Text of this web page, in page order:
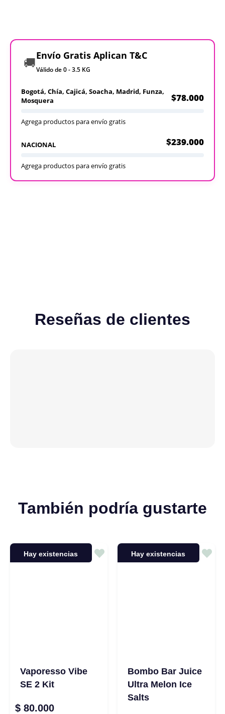
🚚 Envío Gratis Aplican T&C
Válido de 0 - 3.5 KG
Bogotá, Chía, Cajicá, Soacha, Madrid, Funza,
Mosquera
$78.000
Agrega productos para envío gratis
NACIONAL $239.000
Agrega productos para envío gratis
Reseñas de clientes
También podría gustarte
Hay existencias
Vaporesso Vibe
SE 2 Kit
$ 80.000
Hay existencias
Bombo Bar Juice
Ultra Melon Ice
Salts